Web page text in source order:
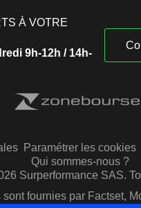
À VOTRE
9h-12h / 14h-
Paramétrer les cookies
Qui sommes-nous ?
Surperformance SAS.
sont fournies par Factset,